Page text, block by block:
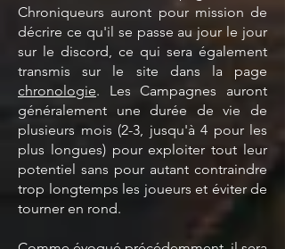
Chroniqueurs auront pour mission de
décrire ce qu'il se passe au jour le jour
sur le discord, ce qui sera également
transmis sur le site dans la page
chronologie. Les Campagnes auront
généralement une durée de vie de
plusieurs mois (2-3, jusqu'à 4 pour les
plus longues) pour exploiter tout leur
potentiel sans pour autant contraindre
trop longtemps les joueurs et éviter de
tourner en rond.